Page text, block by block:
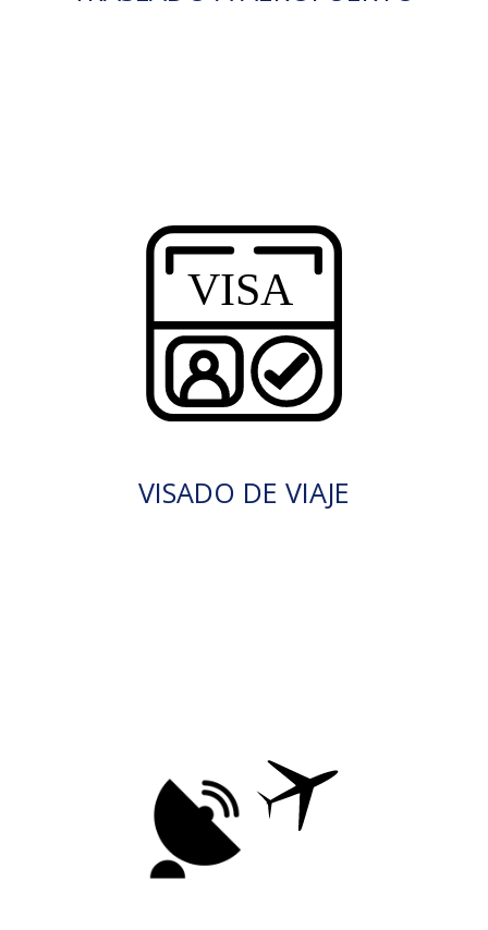
VISADO DE VIAJE